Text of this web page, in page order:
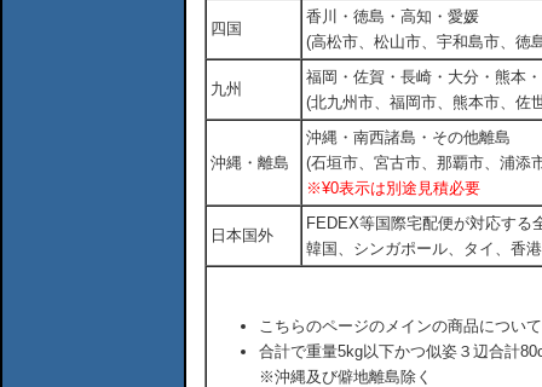
四国
香川・徳島・高知・愛媛
(高松市、松山市、宇和島市、徳
九州
福岡・佐賀・長崎・大分・熊本
(北九州市、福岡市、熊本市、佐
沖縄・離島
沖縄・南西諸島・その他離島
(石垣市、宮古市、那覇市、浦添
※¥0表示は別途見積必要
日本国外
FEDEX等国際宅配便が対応す
韓国、シンガポール、タイ、香
こちらのページのメインの商品につい
合計で重量5kg以下かつ似姿３辺合計
※沖縄及び僻地離島除く